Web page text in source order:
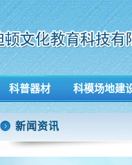
科普器材 科模场地建
新闻资讯